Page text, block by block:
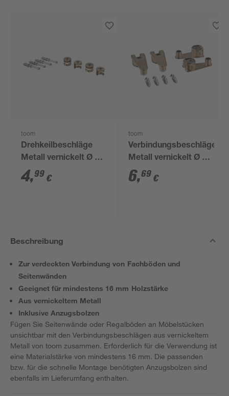
toom
Drehkeilbeschläge
Metall vernickelt Ø 15
mm 4 Stück
4,99 €
toom
Verbindungsbeschläge
Metall vernickelt Ø 20
mm 4 Stück
6,69 €
Beschreibung
Zur verdeckten Verbindung von Fachböden und
Seitenwänden
Geeignet für mindestens 16 mm Holzstärke
Aus vernickeltem Metall
Inklusive Anzugsbolzen
Fügen Sie Seitenwände oder Regalböden an Möbelstücken
unsichtbar mit den Verbindungsbeschlägen aus vernickeltem
Metall von toom zusammen. Erforderlich für die Verwendung ist
eine Materialstärke von mindestens 16 mm. Die passenden
bzw. für die schnelle Montage benötigten Anzugsbolzen sind
ebenfalls im Lieferumfang enthalten.